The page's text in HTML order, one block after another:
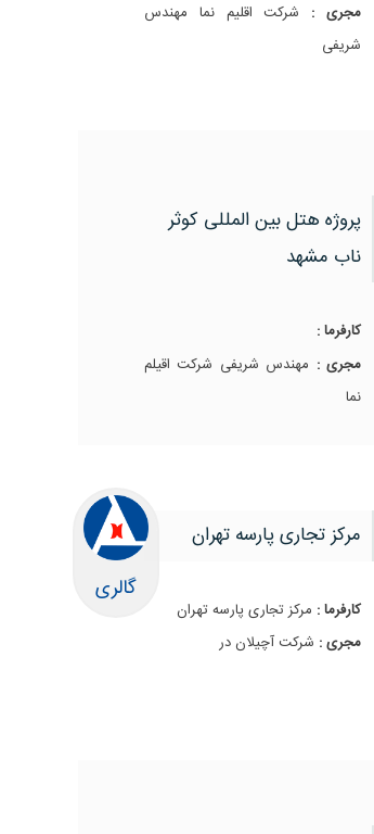
گالری
مجری : شرکت اقلیم نما مهندس
شریفی
پروژه هتل بین المللی کوثر
ناب مشهد
کارفرما :
مجری : مهندس شریفی شرکت اقیلم
نما
مرکز تجاری پارسه تهران
کارفرما : مرکز تجاری پارسه تهران
مجری : شرکت آچیلان در